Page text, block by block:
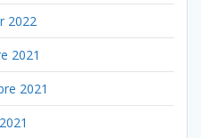
2022
2021
2021